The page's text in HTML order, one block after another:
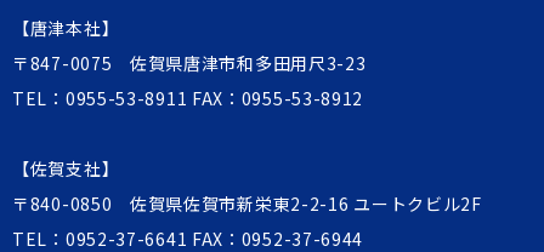
【唐津本社】
〒847-0075 佐賀県唐津市和多田用尺3-23
TEL： 0955-53-8911 FAX：0955-53-8912
【佐賀支社】
〒840-0850 佐賀県佐賀市新栄東2-2-16 ユートクビル2F
TEL： 0952-37-6641 FAX：0952-37-6944